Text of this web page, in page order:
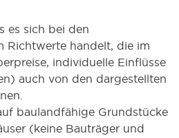
es sich bei den
Richtwerte handelt, die im
individuelle Einflüsse
auch von den dargestellten
baulandfähige Grundstücke
(keine Bauträger und